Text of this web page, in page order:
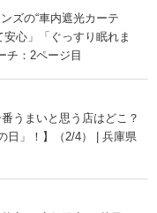
ズの“車内遮光カーテ
心」「ぐっすり眠れま
チ：2ページ目
うまいと思う店はどこ？
日」！】（2/4） | 兵庫県